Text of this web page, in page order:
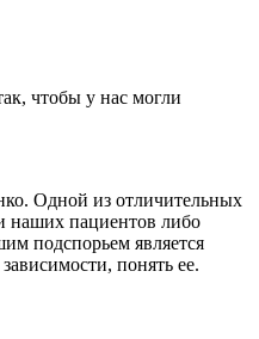
чтобы у нас могли
Одной из отличительных
наших пациентов либо
подспорьем является
понять ее.